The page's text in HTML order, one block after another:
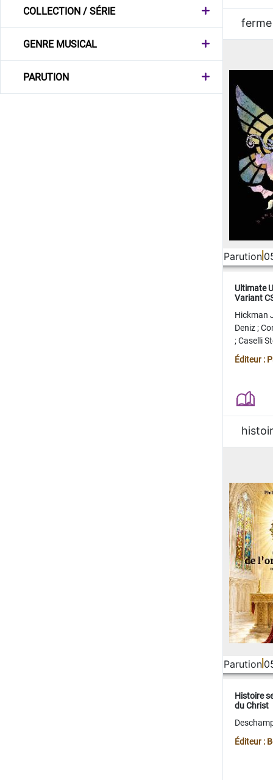
COLLECTION / SÉRIE
GENRE MUSICAL
PARUTION
ferme
Parution
Ultimate
Variant
Hickman
Deniz;
;Caselli
Juan
Éditeur :
Parution
Histoire
du Christ
Éditeur :